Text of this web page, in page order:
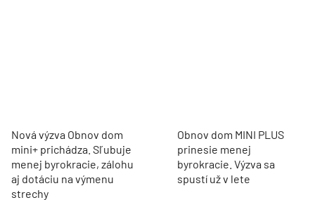
Nová výzva Obnov dom
mini+ prichádza. Sľubuje
menej byrokracie, zálohu
aj dotáciu na výmenu
strechy
Obnov dom MINI PLUS
prinesie menej
byrokracie. Výzva sa
spustí už v lete